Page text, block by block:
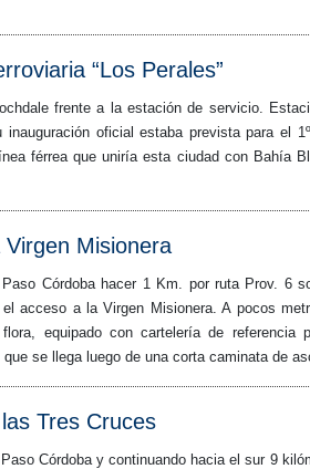
“Los Perales”
frente a la estación de servicio.
inauguración oficial estaba prevista para el
férrea que uniría esta ciudad con Bahía
Misionera
Córdoba hacer 1 Km. por ruta Prov. 6
acceso a la Virgen Misionera. A pocos
flora, equipado con cartelería de
que se llega luego de una corta caminata de
Tres Cruces
Córdoba y continuando hacia el sur 9